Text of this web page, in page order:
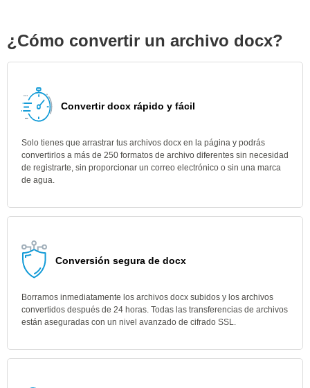
¿Cómo convertir un archivo docx?
Convertir docx rápido y fácil
Solo tienes que arrastrar tus archivos docx en la página y podrás
convertirlos a más de 250 formatos de archivo diferentes sin necesidad
de registrarte, sin proporcionar un correo electrónico o sin una marca
de agua.
Conversión segura de docx
Borramos inmediatamente los archivos docx subidos y los archivos
convertidos después de 24 horas. Todas las transferencias de archivos
están aseguradas con un nivel avanzado de cifrado SSL.